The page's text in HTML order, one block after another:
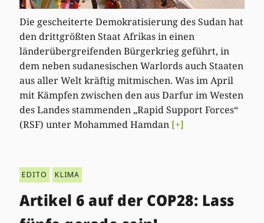
Die gescheiterte Demokratisierung des Sudan hat
den drittgrößten Staat Afrikas in einen
länderübergreifenden Bürgerkrieg geführt, in
dem neben sudanesischen Warlords auch Staaten
aus aller Welt kräftig mitmischen. Was im April
mit Kämpfen zwischen den aus Darfur im Westen
des Landes stammenden „Rapid Support Forces“
(RSF) unter Mohammed Hamdan [+]
EDITO KLIMA
Artikel 6 auf der COP28: Lass